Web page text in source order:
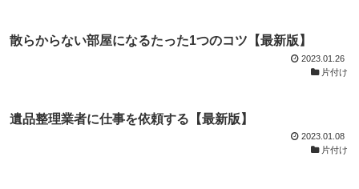
散らからない部屋になるたった1つのコツ【最新版】
2023.01.26
片付け
遺品整理業者に仕事を依頼する【最新版】
2023.01.08
片付け